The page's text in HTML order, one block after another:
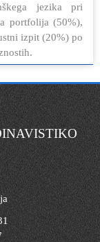
jezika pri
portfolija (50%),
izpit (20%) po